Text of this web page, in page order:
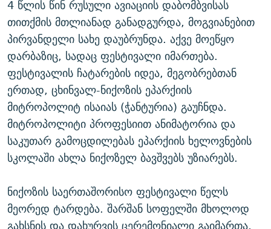
4 წლის წინ რუსული ავიაციის დაბომბვისას
თითქმის მთლიანად განადგურდა, მოგვიანებით
პირვანდელი სახე დაუბრუნდა. აქვე მოეწყო
დარბაზიც, სადაც ფესტივალი იმართება.
ფესტივალის ჩატარების იდეა, მეგობრებთან
ერთად, ცხინვალ-ნიქოზის ეპარქიის
მიტროპოლიტ ისაიას (ჭანტურია) გაუჩნდა.
მიტროპოლიტი პროფესიით ანიმატორია და
საკუთარ გამოცდილებას ეპარქიის ხელოვნების
სკოლაში ახლა ნიქოზელ ბავშვებს უზიარებს.
ნიქოზის საერთაშორისო ფესტივალი წელს
მეორედ ტარდება. შარშან სოფელში მხოლოდ